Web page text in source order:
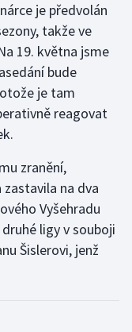
je předvolán
takže ve
19. května jsme
bude
je tam
reagovat
zranění,
na dva
Vyšehradu
ligy v souboji
Šislerovi, jenž